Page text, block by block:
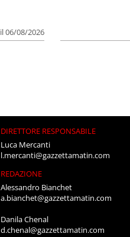
il 06/08/2026
DIRETTORE RESPONSABILE
Luca Mercanti
l.mercanti@gazzettamatin.com
REDAZIONE
Alessandro Bianchet
a.bianchet@gazzettamatin.com
Danila Chenal
d.chenal@gazzettamatin.com